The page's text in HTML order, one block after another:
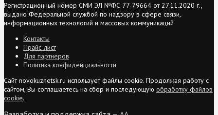
Регистрационный номер СМИ ЭЛ №ФС 77-79664 от 27.11.2020 г.,
выдано Федеральной службой по надзору в сфере связи,
информационных технологий и массовых коммуникаций
Контакты
Прайс-лист
Для партнеров
Политика конфиденциальности
Сайт novokuznetsk.ru использует файлы cookie. Продолжая работу с
сайтом, Вы соглашаетесь на сбор и последующую обработку файлов
cookie.